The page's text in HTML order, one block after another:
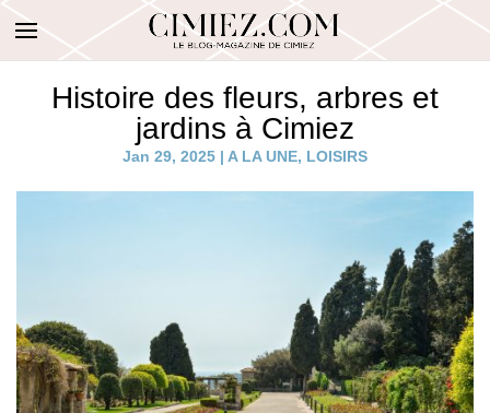
Histoire des fleurs, arbres et
jardins à Cimiez
Jan 29, 2025 | A LA UNE, LOISIRS